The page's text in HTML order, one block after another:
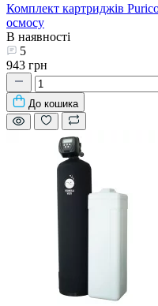
Комплект картриджів
осмосу
В наявності
5
943 грн
До кошика